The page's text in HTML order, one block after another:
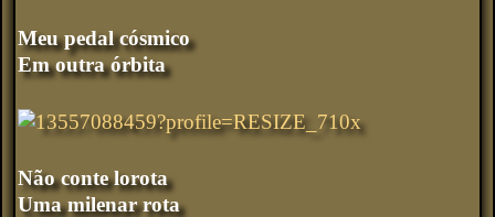
Meu pedal cósmico
Em outra órbita
Não conte lorota
Uma milenar rota